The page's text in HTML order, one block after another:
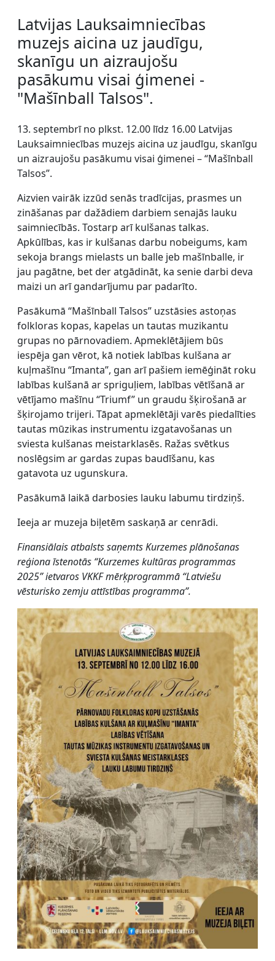
Latvijas Lauksaimniecības
muzejs aicina uz jaudīgu,
skanīgu un aizraujošu
pasākumu visai ģimenei -
"Mašīnball Talsos".
13. septembrī no plkst. 12.00 līdz 16.00 Latvijas
Lauksaimniecības muzejs aicina uz jaudīgu, skanīgu
un aizraujošu pasākumu visai ģimenei – “Mašīnball
Talsos”.
Aizvien vairāk izzūd senās tradīcijas, prasmes un
zināšanas par dažādiem darbiem senajās lauku
saimniecībās. Tostarp arī kulšanas talkas.
Apkūlības, kas ir kulšanas darbu nobeigums, kam
sekoja brangs mielasts un balle jeb mašīnballe, ir
jau pagātne, bet der atgādināt, ka senie darbi deva
maizi un arī gandarījumu par padarīto.
Pasākumā “Mašīnball Talsos” uzstāsies astoņas
folkloras kopas, kapelas un tautas muzikantu
grupas no pārnovadiem. Apmeklētājiem būs
iespēja gan vērot, kā notiek labības kulšana ar
kuļmašīnu “Imanta”, gan arī pašiem iemēģināt roku
labības kulšanā ar spriguļiem, labības vētīšanā ar
vētījamo mašīnu “Triumf” un graudu šķirošanā ar
šķirojamo trijeri. Tāpat apmeklētāji varēs piedalīties
tautas mūzikas instrumentu izgatavošanas un
sviesta kulšanas meistarklasēs. Ražas svētkus
noslēgsim ar gardas zupas baudīšanu, kas
gatavota uz ugunskura.
Pasākumā laikā darbosies lauku labumu tirdziņš.
Ieeja ar muzeja biļetēm saskaņā ar cenrādi.
Finansiālais atbalsts saņemts Kurzemes plānošanas
reģiona īstenotās “Kurzemes kultūras programmas
2025” ietvaros VKKF mērķprogrammā “Latviešu
vēsturisko zemju attīstības programma”.